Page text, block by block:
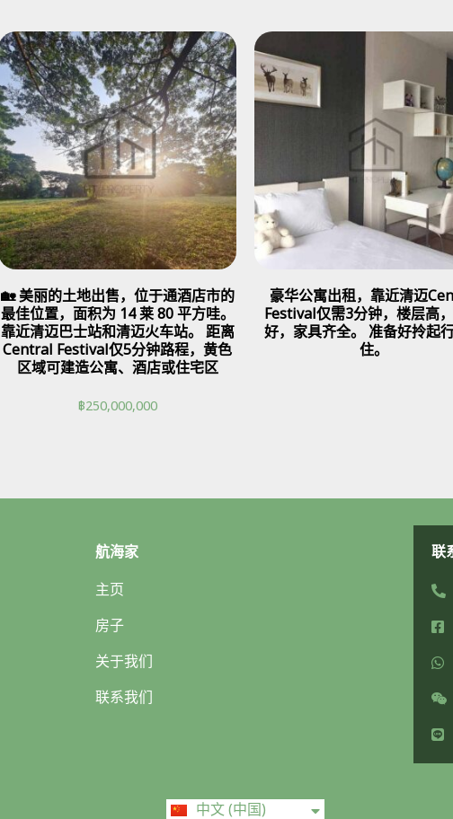
🏡 美丽的土地出售，位于通酒店市的
最佳位置，面积为 14 莱 80 平方哇。
靠近清迈巴士站和清迈火车站。 距离
Central Festival仅5分钟路程，黄色
区域可建造公寓、酒店或住宅区
฿250,000,000
豪华公寓出租，靠近清迈
Festival仅需3分钟，楼层高
好，家具齐全。 准备好拎起
住。
航海家
主页
房子
关于我们
联系我们
联
中文 (中国)
English